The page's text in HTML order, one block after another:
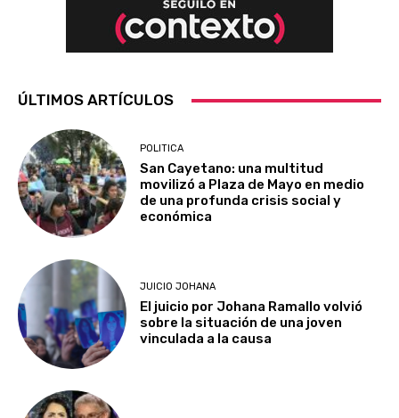
ÚLTIMOS ARTÍCULOS
POLITICA
San Cayetano: una multitud
movilizó a Plaza de Mayo en medio
de una profunda crisis social y
económica
JUICIO JOHANA
El juicio por Johana Ramallo volvió
sobre la situación de una joven
vinculada a la causa